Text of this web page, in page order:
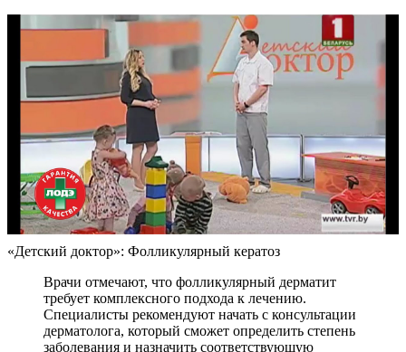
«Детский доктор»: Фолликулярный кератоз
Врачи отмечают, что фолликулярный дерматит
требует комплексного подхода к лечению.
Специалисты рекомендуют начать с консультации
дерматолога, который сможет определить степень
заболевания и назначить соответствующую